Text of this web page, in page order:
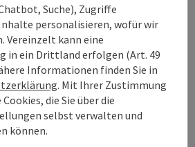
(B2B)
(Medienvertreter)
Suche), Zugriffe
personalisieren, wofür wir
Vereinzelt kann eine
in ein Drittland erfolgen (Art. 49
Informationen finden Sie in
. Mit Ihrer Zustimmung
die Sie über die
selbst verwalten und
können.